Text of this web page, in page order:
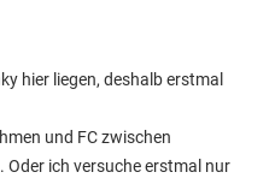
hier liegen, deshalb erstmal
und FC zwischen
ich versuche erstmal nur